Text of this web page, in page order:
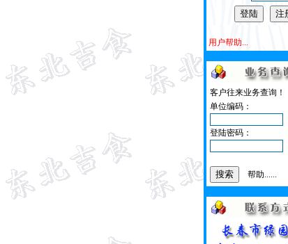
用户帮助...
客户往来业务查询！
单位编码：
登陆密码：
帮助......